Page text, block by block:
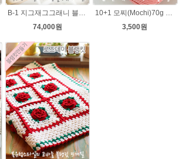
B-1 지그재그그래니 블랭킷★메리노퓨어울 뜨개실 코바늘뜨기(뜨개실 20타래+도안증정)/봄 블랭킷뜨기/가을 북유럽블랭킷 뜨개질
74,000원
10+1 모찌(Mochi)70g 모찌실/인형실/소품실/리틀모찌/가방뜨기/모찌뜨개실/가방뜨개실/여름뜨개실 브릿지실/솜뜨개실/코나실 왕모찌실
3,500원